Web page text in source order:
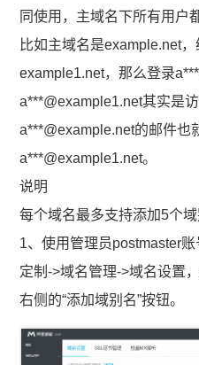
同使用，主域名下所有用户
比如主域名是example.net
example1.net，那么登录
a***@example1.net其实是
a***@example.net的邮件也
a***@example1.net。
说明
每个域名最多支持添加5个域
1、使用管理员postmaster
定制->域名管理->域名设置
右侧的“添加域别名”按钮。